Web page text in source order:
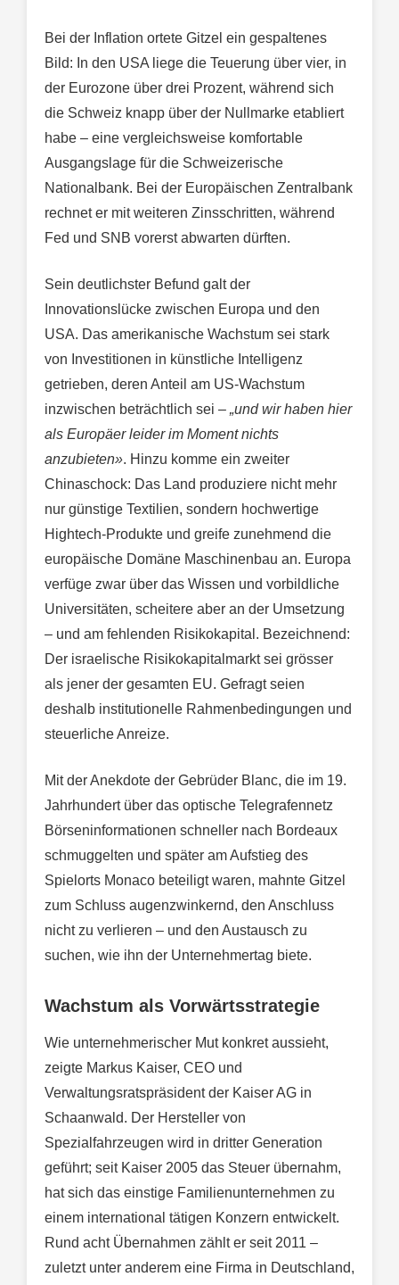
Bei der Inflation ortete Gitzel ein gespaltenes
Bild: In den USA liege die Teuerung über vier, in
der Eurozone über drei Prozent, während sich
die Schweiz knapp über der Nullmarke etabliert
habe – eine vergleichsweise komfortable
Ausgangslage für die Schweizerische
Nationalbank. Bei der Europäischen Zentralbank
rechnet er mit weiteren Zinsschritten, während
Fed und SNB vorerst abwarten dürften.
Sein deutlichster Befund galt der
Innovationslücke zwischen Europa und den
USA. Das amerikanische Wachstum sei stark
von Investitionen in künstliche Intelligenz
getrieben, deren Anteil am US-Wachstum
inzwischen beträchtlich sei – „und wir haben hier
als Europäer leider im Moment nichts
anzubieten». Hinzu komme ein zweiter
Chinaschock: Das Land produziere nicht mehr
nur günstige Textilien, sondern hochwertige
Hightech-Produkte und greife zunehmend die
europäische Domäne Maschinenbau an. Europa
verfüge zwar über das Wissen und vorbildliche
Universitäten, scheitere aber an der Umsetzung
– und am fehlenden Risikokapital. Bezeichnend:
Der israelische Risikokapitalmarkt sei grösser
als jener der gesamten EU. Gefragt seien
deshalb institutionelle Rahmenbedingungen und
steuerliche Anreize.
Mit der Anekdote der Gebrüder Blanc, die im 19.
Jahrhundert über das optische Telegrafennetz
Börseninformationen schneller nach Bordeaux
schmuggelten und später am Aufstieg des
Spielorts Monaco beteiligt waren, mahnte Gitzel
zum Schluss augenzwinkernd, den Anschluss
nicht zu verlieren – und den Austausch zu
suchen, wie ihn der Unternehmertag biete.
Wachstum als Vorwärtsstrategie
Wie unternehmerischer Mut konkret aussieht,
zeigte Markus Kaiser, CEO und
Verwaltungsratspräsident der Kaiser AG in
Schaanwald. Der Hersteller von
Spezialfahrzeugen wird in dritter Generation
geführt; seit Kaiser 2005 das Steuer übernahm,
hat sich das einstige Familienunternehmen zu
einem international tätigen Konzern entwickelt.
Rund acht Übernahmen zählt er seit 2011 –
zuletzt unter anderem eine Firma in Deutschland,